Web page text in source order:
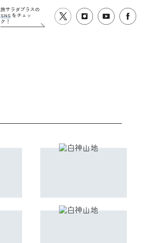
旅サラダプラスの
SNSをチェッ
ク！